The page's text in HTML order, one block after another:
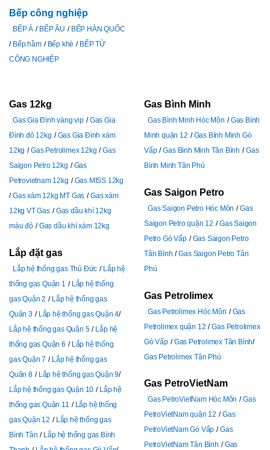
Bếp công nghiệp
BẾP Á BẾP ÂU
BẾP HÀN QUỐC
Bếp hầm
Bếp khè
BẾP TỪ
CÔNG NGHIỆP
Gas 12kg
Gas Gia Đình vàng vip
Gas Gia
Đình đỏ 12kg
Gas Gia Đình xám
12kg
Gas Petrolimex 12kg
Gas
Saigon Petro 12kg
Gas
Petrovietnam 12kg
Gas MISS 12kg
Gas xám 12kg MT Gas
Gas xám
12kg VT Gas
Gas dầu khí 12kg
màu đỏ
Gas dầu khí xám 12kg
Lắp đặt gas
Lắp hệ thống gas Thủ Đức
Lắp hệ
thống gas Quận 1
Lắp hệ thống
gas Quận 2
Lắp hệ thống gas
Quận 3
Lắp hệ thống gas Quận 4
Lắp hệ thống gas Quận 5
Lắp hệ
thống gas Quận 6
Lắp hệ thống
gas Quận 7
Lắp hệ thống gas
Quận 8
Lắp hệ thống gas Quận 9
Lắp hệ thống gas Quận 10
Lắp hệ
thống gas Quận 11
Lắp hệ thống
gas Quận 12
Lắp hệ thống gas
Bình Tân
Lắp hệ thống gas Bình
Gas Bình Minh
Gas Bình Minh Hóc Môn
Gas Bình
Minh quận 12
Gas Bình Minh Gò
Vấp
Gas Bình Minh Tân Bình
Gas
Bình Minh Tân Phú
Gas Saigon Petro
Gas Saigon Petro Hóc Môn
Gas
Saigon Petro quận 12
Gas Saigon
Petro Gò Vấp
Gas Saigon Petro
Tân Bình
Gas Saigon Petro Tân
Phú
Gas Petrolimex
Gas Petrolimex Hóc Môn
Gas
Petrolimex quận 12
Gas Petrolimex
Gò Vấp
Gas Petrolimex Tân Bình
Gas Petrolimex Tân Phú
Gas PetroVietNam
Gas PetroVietNam Hóc Môn
Gas
PetroVietNam quận 12
Gas
PetroVietNam Gò Vấp
Gas
PetroVietNam Tân Bình
Gas